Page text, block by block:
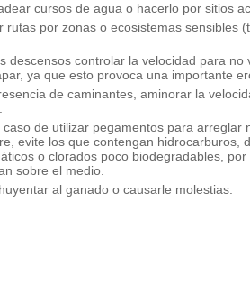
cursos de agua o hacerlo por sitios
rutas por zonas o ecosistemas sensibles
descensos controlar la velocidad para no
ya que esto provoca una importante
de caminantes, aminorar la
caso de utilizar pegamentos para arreglar
evite los que contengan hidrocarburos,
o clorados poco biodegradables,
sobre el medio.
al ganado o causarle molestias.